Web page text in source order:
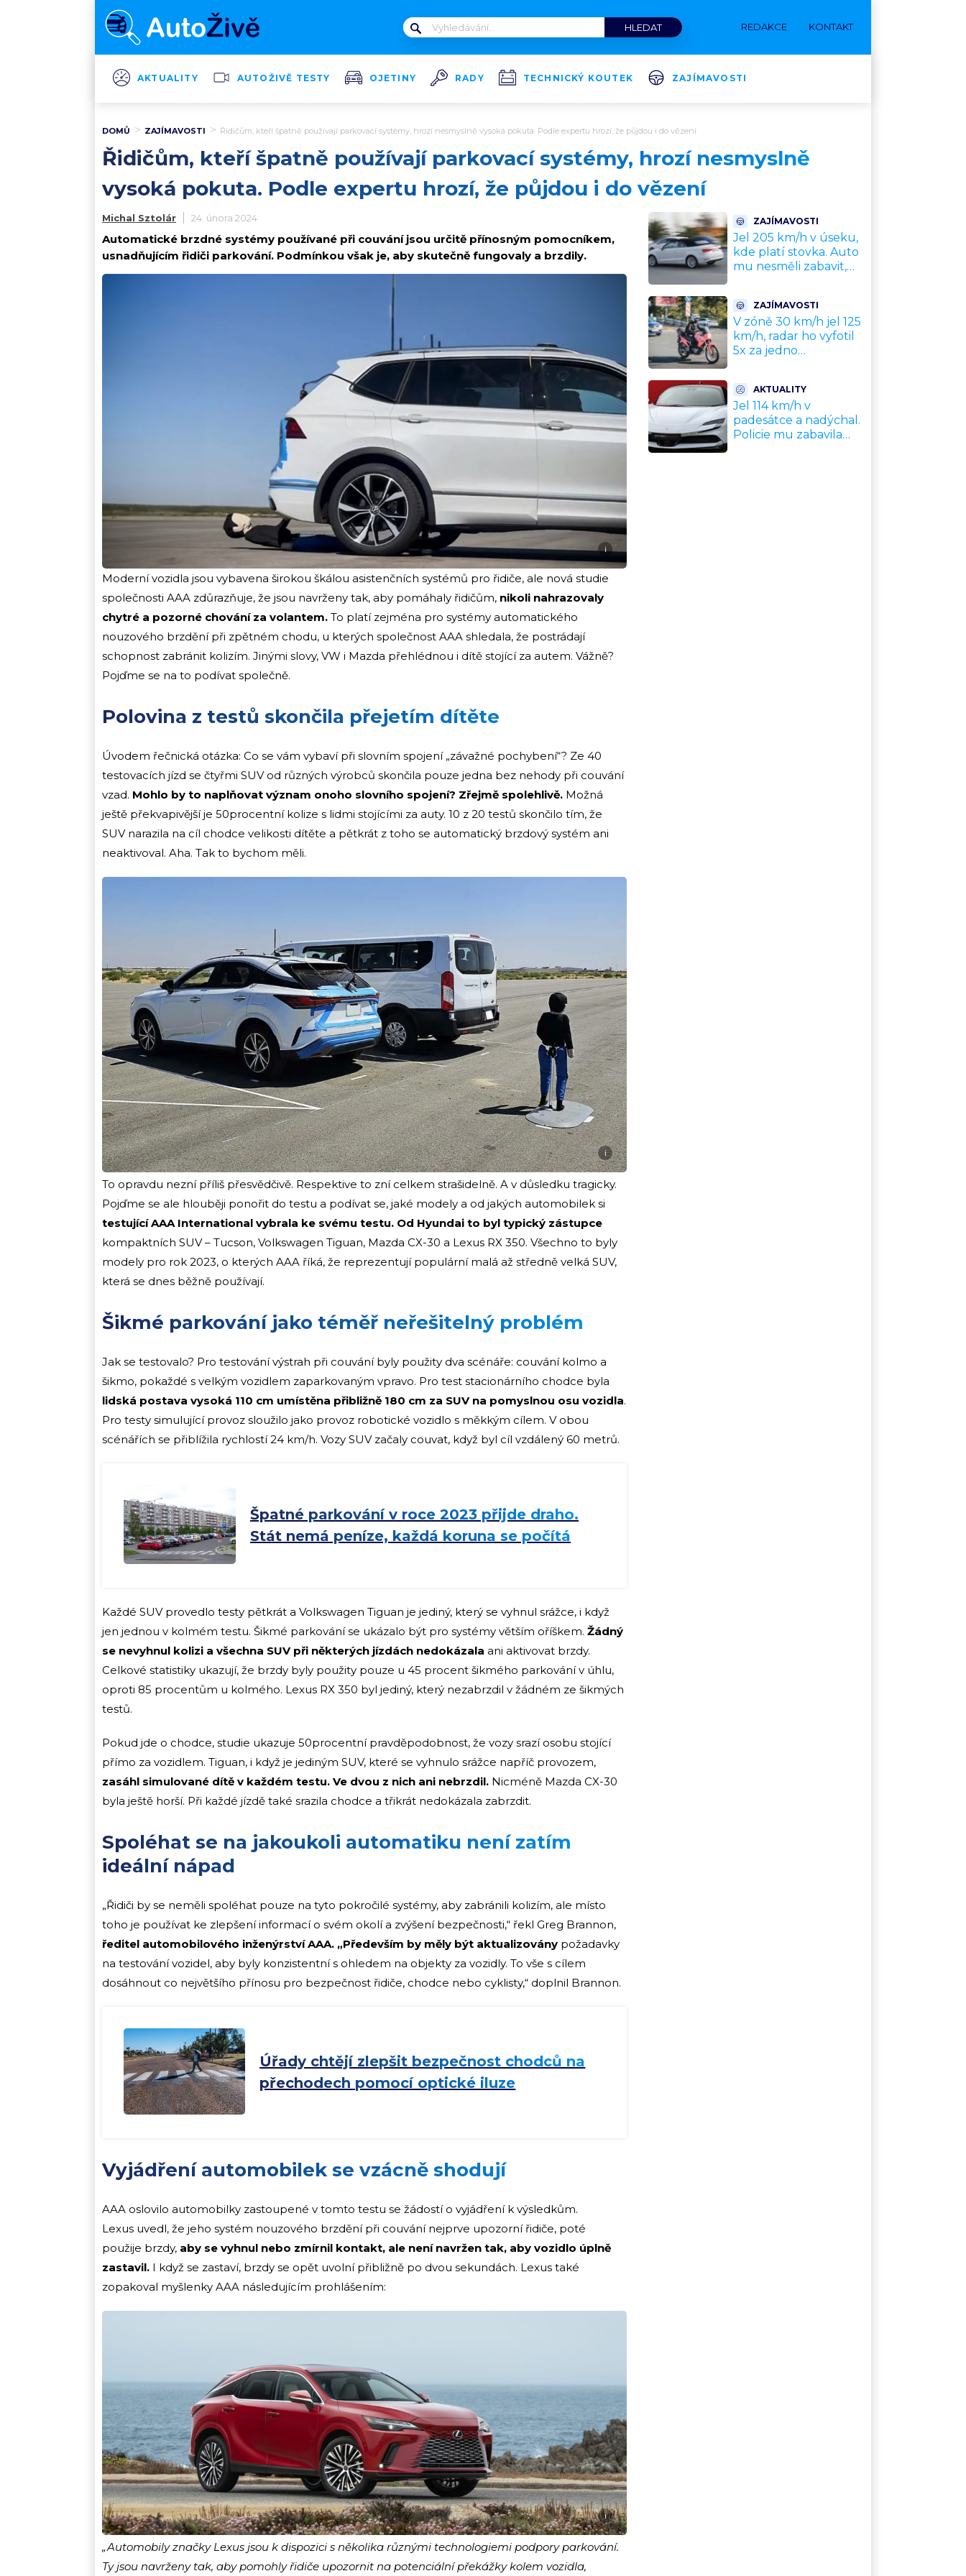
REDAKCE KONTAKT
AKTUALITY AUTOŽIVĚ TESTY OJETINY RADY TECHNICKÝ KOUTEK ZAJÍMAVOSTI
DOMŮ ZAJÍMAVOSTI Řidičům, kteří špatně používají parkovací systémy, hrozí nesmyslně vysoká pokuta. Podle expertu hrozí, že půjdou i do vězení
Řidičům, kteří špatně používají parkovací systémy, hrozí nesmyslně
vysoká pokuta. Podle expertu hrozí, že půjdou i do vězení
Michal Sztolár 24. února 2024
Automatické brzdné systémy používané při couvání jsou určitě přínosným pomocníkem,
usnadňujícím řidiči parkování. Podmínkou však je, aby skutečně fungovaly a brzdily.
i
Moderní vozidla jsou vybavena širokou škálou asistenčních systémů pro řidiče, ale nová studie
společnosti AAA zdůrazňuje, že jsou navrženy tak, aby pomáhaly řidičům, nikoli nahrazovaly
chytré a pozorné chování za volantem. To platí zejména pro systémy automatického
nouzového brzdění při zpětném chodu, u kterých společnost AAA shledala, že postrádají
schopnost zabránit kolizím. Jinými slovy, VW i Mazda přehlédnou i dítě stojící za autem. Vážně?
Pojďme se na to podívat společně.
Polovina z testů skončila přejetím dítěte
Úvodem řečnická otázka: Co se vám vybaví při slovním spojení „závažné pochybení“? Ze 40
testovacích jízd se čtyřmi SUV od různých výrobců skončila pouze jedna bez nehody při couvání
vzad. Mohlo by to naplňovat význam onoho slovního spojení? Zřejmě spolehlivě. Možná
ještě překvapivější je 50procentní kolize s lidmi stojícími za auty. 10 z 20 testů skončilo tím, že
SUV narazila na cíl chodce velikosti dítěte a pětkrát z toho se automatický brzdový systém ani
neaktivoval. Aha. Tak to bychom měli.
i
To opravdu nezní příliš přesvědčivě. Respektive to zní celkem strašidelně. A v důsledku tragicky.
Pojďme se ale hlouběji ponořit do testu a podívat se, jaké modely a od jakých automobilek si
testující AAA International vybrala ke svému testu. Od Hyundai to byl typický zástupce
kompaktních SUV – Tucson, Volkswagen Tiguan, Mazda CX-30 a Lexus RX 350. Všechno to byly
modely pro rok 2023, o kterých AAA říká, že reprezentují populární malá až středně velká SUV,
která se dnes běžně používají.
Šikmé parkování jako téměř neřešitelný problém
Jak se testovalo? Pro testování výstrah při couvání byly použity dva scénáře: couvání kolmo a
šikmo, pokaždé s velkým vozidlem zaparkovaným vpravo. Pro test stacionárního chodce byla
lidská postava vysoká 110 cm umístěna přibližně 180 cm za SUV na pomyslnou osu vozidla.
Pro testy simulující provoz sloužilo jako provoz robotické vozidlo s měkkým cílem. V obou
scénářích se přiblížila rychlostí 24 km/h. Vozy SUV začaly couvat, když byl cíl vzdálený 60 metrů.
Špatné parkování v roce 2023 přijde draho.
Stát nemá peníze, každá koruna se počítá
Každé SUV provedlo testy pětkrát a Volkswagen Tiguan je jediný, který se vyhnul srážce, i když
jen jednou v kolmém testu. Šikmé parkování se ukázalo být pro systémy větším oříškem. Žádný
se nevyhnul kolizi a všechna SUV při některých jízdách nedokázala ani aktivovat brzdy.
Celkové statistiky ukazují, že brzdy byly použity pouze u 45 procent šikmého parkování v úhlu,
oproti 85 procentům u kolmého. Lexus RX 350 byl jediný, který nezabrzdil v žádném ze šikmých
testů.
Pokud jde o chodce, studie ukazuje 50procentní pravděpodobnost, že vozy srazí osobu stojící
přímo za vozidlem. Tiguan, i když je jediným SUV, které se vyhnulo srážce napříč provozem,
zasáhl simulované dítě v každém testu. Ve dvou z nich ani nebrzdil. Nicméně Mazda CX-30
byla ještě horší. Při každé jízdě také srazila chodce a třikrát nedokázala zabrzdit.
Spoléhat se na jakoukoli automatiku není zatím
ideální nápad
„Řidiči by se neměli spoléhat pouze na tyto pokročilé systémy, aby zabránili kolizím, ale místo
toho je používat ke zlepšení informací o svém okolí a zvýšení bezpečnosti,“ řekl Greg Brannon,
ředitel automobilového inženýrství AAA. „Především by měly být aktualizovány požadavky
na testování vozidel, aby byly konzistentní s ohledem na objekty za vozidly. To vše s cílem
dosáhnout co největšího přínosu pro bezpečnost řidiče, chodce nebo cyklisty,“ doplnil Brannon.
Úřady chtějí zlepšit bezpečnost chodců na
přechodech pomocí optické iluze
Vyjádření automobilek se vzácně shodují
AAA oslovilo automobilky zastoupené v tomto testu se žádostí o vyjádření k výsledkům.
Lexus uvedl, že jeho systém nouzového brzdění při couvání nejprve upozorní řidiče, poté
použije brzdy, aby se vyhnul nebo zmírnil kontakt, ale není navržen tak, aby vozidlo úplně
zastavil. I když se zastaví, brzdy se opět uvolní přibližně po dvou sekundách. Lexus také
zopakoval myšlenky AAA následujícím prohlášením:
i
„Automobily značky Lexus jsou k dispozici s několika různými technologiemi podpory parkování.
Ty jsou navrženy tak, aby pomohly řidiče upozornit na potenciální překážky kolem vozidla,
ZAJÍMAVOSTI
Jel 205 km/h v úseku,
kde platí stovka. Auto
mu nesměli zabavit,
ZAJÍMAVOSTI
V zóně 30 km/h jel 125
km/h, radar ho vyfotil
5x za jedno
zastavitAKTUALITY
Jel 114 km/h v
padesátce a nadýchal.
Policie mu zabavila